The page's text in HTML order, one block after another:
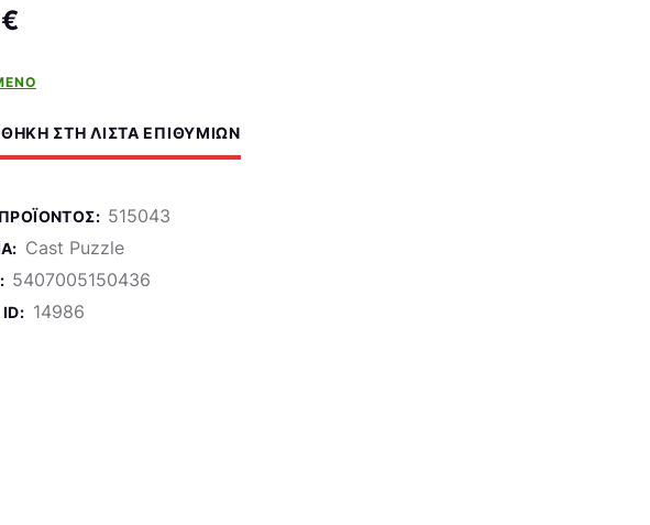
€
ΣΤΗ ΛΊΣΤΑ ΕΠΙΘΥΜΙΏΝ
515043
Cast Puzzle
5407005150436
ID: 14986